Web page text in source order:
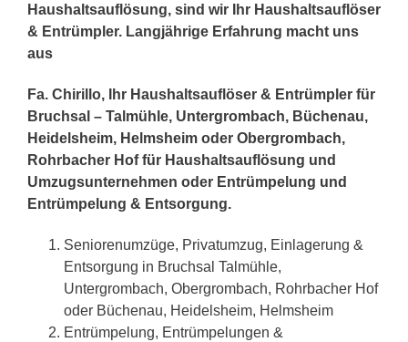
Haushaltsauflösung, sind wir Ihr Haushaltsauflöser
& Entrümpler. Langjährige Erfahrung macht uns
aus
Fa. Chirillo, Ihr Haushaltsauflöser & Entrümpler für
Bruchsal – Talmühle, Untergrombach, Büchenau,
Heidelsheim, Helmsheim oder Obergrombach,
Rohrbacher Hof für Haushaltsauflösung und
Umzugsunternehmen oder Entrümpelung und
Entrümpelung & Entsorgung.
Seniorenumzüge, Privatumzug, Einlagerung &
Entsorgung in Bruchsal Talmühle,
Untergrombach, Obergrombach, Rohrbacher Hof
oder Büchenau, Heidelsheim, Helmsheim
Entrümpelung, Entrümpelungen &